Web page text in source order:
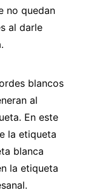
no quedan
al darle
blancos
al
En este
la etiqueta
blanca
la etiqueta